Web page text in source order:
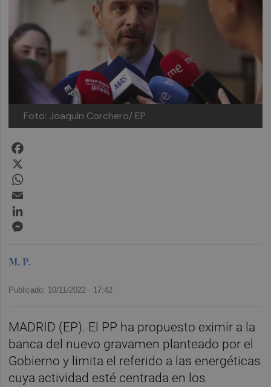
Foto: Joaquín Corchero/ EP
M. P.
Publicado: 10/11/2022 · 17:42
MADRID (EP). El PP ha propuesto eximir a la
banca del nuevo gravamen planteado por el
Gobierno y limita el referido a las energéticas
cuya actividad esté centrada en los